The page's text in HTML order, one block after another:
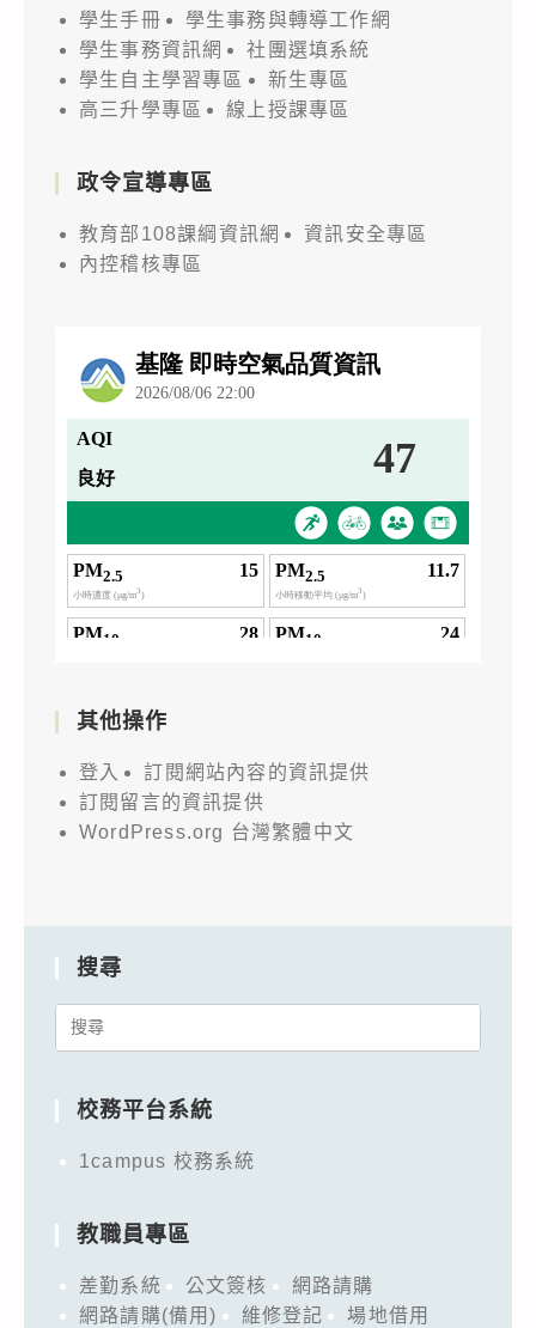
學生手冊
學生事務與轉導工作網
學生事務資訊網
社團選填系統
學生自主學習專區
新生專區
高三升學專區
線上授課專區
政令宣導專區
教育部108課綱資訊網
資訊安全專區
內控稽核專區
其他操作
登入
訂閱網站內容的資訊提供
訂閱留言的資訊提供
WordPress.org 台灣繁體中文
搜尋
Search
校務平台系統
1campus 校務系統
教職員專區
差勤系統 公文簽核
網路請購
網路請購(備用)
維修登記
場地借用